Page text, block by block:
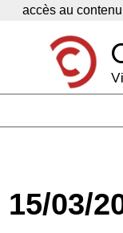
Panneau de gestion des
accès au contenu
Economie
15/03/